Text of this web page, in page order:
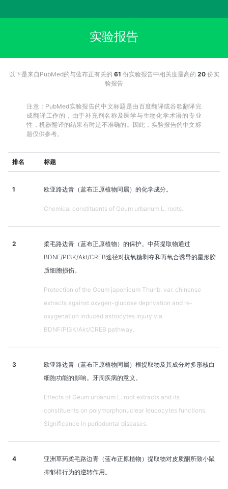
实验报告
以下是来自PubMed的与蓝布正有关的 61 份实验报告中相关度最高的 20份实
验报告
注意：PubMed实验报告的中文标题是由百度翻译或谷歌翻译完
成翻译工作的，由于补充剂名称及医学与生物化学术语的专业
性，机器翻译的结果有时是不准确的。因此，实验报告的中文标
题仅供参考。
排名 标题
1 欧亚路边青（蓝布正原植物同属）的化学成分。
Chemical constituents of Geum urbanum L. roots.
2
柔毛路边青（蓝布正原植物）的保护。中药提取物通过
BDNF/PI3K/Akt/CREB途径对抗氧糖剥夺和再氧合诱导的星形胶
质细胞损伤。
Protection of the Geum japonicum Thunb. var. chinense
extracts against oxygen-glucose deprivation and re-
oxygenation induced astrocytes injury via
BDNF/PI3K/Akt/CREB pathway.
3
欧亚路边青（蓝布正原植物同属）根提取物及其成分对多形核白
细胞功能的影响。牙周疾病的意义。
Effects of Geum urbanum L. root extracts and its
constituents on polymorphonuclear leucocytes functions.
Significance in periodontal diseases.
4
亚洲草药柔毛路边青（蓝布正原植物）提取物对皮质酮所致小鼠
抑郁样行为的逆转作用。